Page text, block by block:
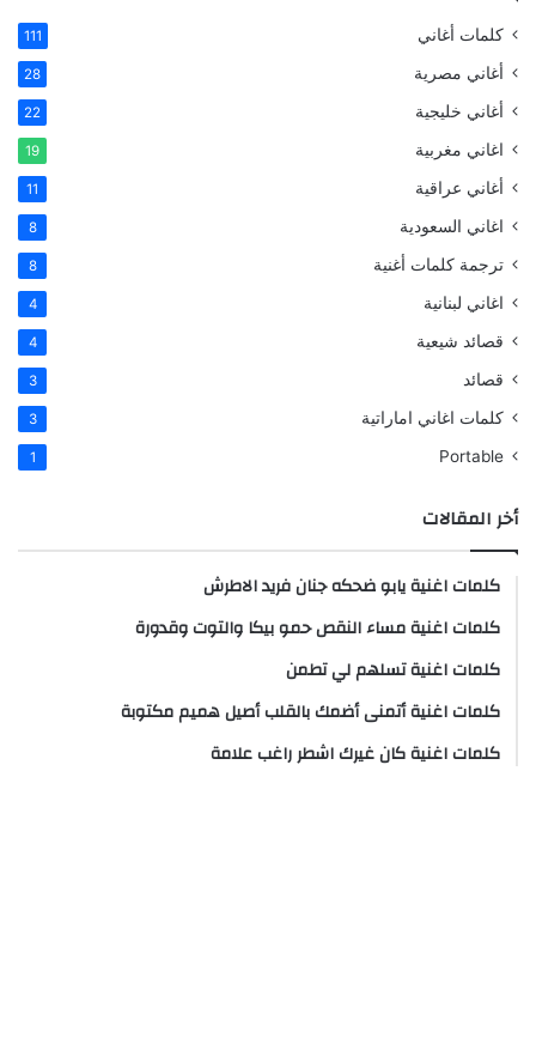
كلمات أغاني 111
أغاني مصرية 28
أغاني خليجية 22
اغاني مغربية 19
أغاني عراقية 11
اغاني السعودية 8
ترجمة كلمات أغنية 8
اغاني لبنانية 4
قصائد شيعية 4
قصائد 3
كلمات اغاني اماراتية 3
Portable
1
أخر المقالات
كلمات اغنية يابو ضحكه جنان فريد الاطرش
كلمات اغنية مساء النقص حمو بيكا والتوت وقدورة
كلمات اغنية تسلهم لي تطمن
كلمات اغنية أتمنى أضمك بالقلب أصيل هميم مكتوبة
كلمات اغنية كان غيرك اشطر راغب علامة